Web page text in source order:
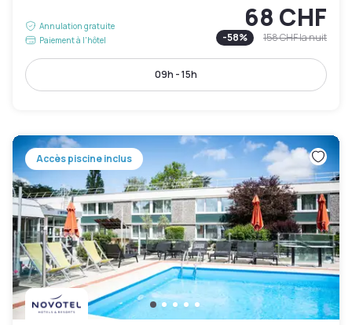
Annulation gratuite
Paiement à l'hôtel
68 CHF
-58% 158 CHFla nuit
09h - 15h
Accès piscine inclus